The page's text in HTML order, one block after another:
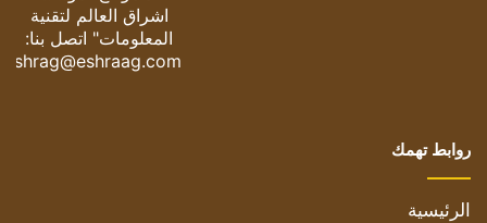
اشراق العالم لتقنية
المعلومات" اتصل بنا:
eshrag@eshraag.com
روابط تهمك
الرئيسية